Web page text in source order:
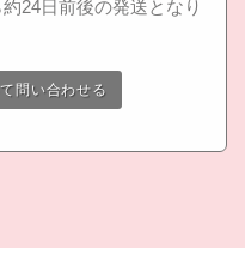
24日前後の発送となり
問い合わせる